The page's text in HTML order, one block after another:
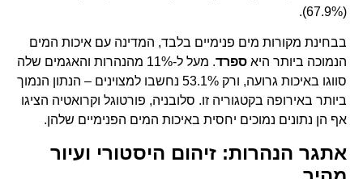
(67.9%).
בבחינת מקורות מים פנימיים בלבד, המדינה עם איכות המים
הנמוכה ביותר היא ספרד
. מעל ל-11% מהנהרות והאגמים שלה
סווגו באיכות גרועה, ורק 53.1% נחשבו למצוינים – הנתון הנמוך
ביותר באירופה בקטגוריה זו. סלובניה, פורטוגל וקרואטיה הציגו
אף הן נתונים נמוכים יחסית באיכות המים הפנימיים שלהן.
אתגר הנהרות: זיהום היסטורי ועיור